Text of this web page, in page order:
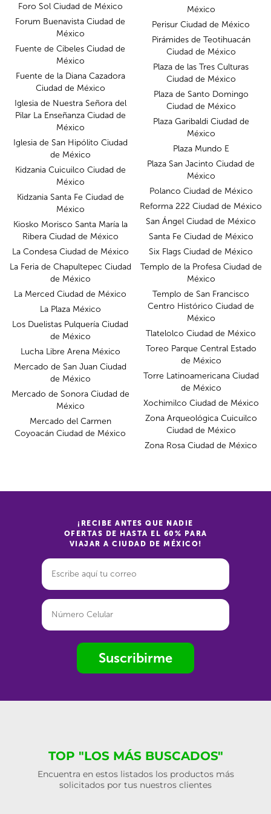
Foro Sol Ciudad de México
Forum Buenavista Ciudad de
México
Fuente de Cibeles Ciudad de
México
Fuente de la Diana Cazadora
Ciudad de México
Iglesia de Nuestra Señora del
Pilar La Enseñanza Ciudad de
México
Iglesia de San Hipólito Ciudad
de México
Kidzania Cuicuilco Ciudad de
México
Kidzania Santa Fe Ciudad de
México
Kiosko Morisco Santa María la
Ribera Ciudad de México
La Condesa Ciudad de México
La Feria de Chapultepec Ciudad
de México
La Merced Ciudad de México
La Plaza México
Los Duelistas Pulquería Ciudad
de México
Lucha Libre Arena México
Mercado de San Juan Ciudad
de México
Mercado de Sonora Ciudad de
México
Mercado del Carmen
Coyoacán Ciudad de México
México
Perisur Ciudad de México
Pirámides de Teotihuacán
Ciudad de México
Plaza de las Tres Culturas
Ciudad de México
Plaza de Santo Domingo
Ciudad de México
Plaza Garibaldi Ciudad de
México
Plaza Mundo E
Plaza San Jacinto Ciudad de
México
Polanco Ciudad de México
Reforma 222 Ciudad de México
San Ángel Ciudad de México
Santa Fe Ciudad de México
Six Flags Ciudad de México
Templo de la Profesa Ciudad de
México
Templo de San Francisco
Centro Histórico Ciudad de
México
Tlatelolco Ciudad de México
Toreo Parque Central Estado
de México
Torre Latinoamericana Ciudad
de México
Xochimilco Ciudad de México
Zona Arqueológica Cuicuilco
Ciudad de México
Zona Rosa Ciudad de México
¡RECIBE ANTES QUE NADIE
OFERTAS DE HASTA EL 60% PARA
VIAJAR A CIUDAD DE MÉXICO!
Suscribirme
TOP "LOS MÁS BUSCADOS"
Encuentra en estos listados los productos más
solicitados por tus nuestros clientes